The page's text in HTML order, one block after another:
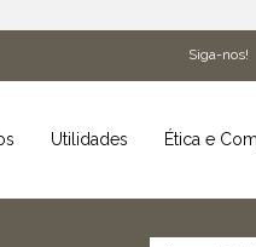
Siga-nos!
Utilidades Ética e